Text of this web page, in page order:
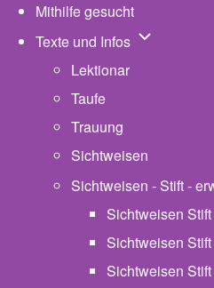
Mithilfe gesucht
Texte und Infos
Lektionar
Taufe
Trauung
Sichtweisen
Sichtweisen - Stift -
Sichtweisen
Sichtweisen
Sichtweisen